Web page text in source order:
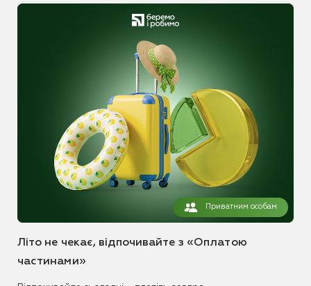
Приватним особам
Літо не чекає, відпочивайте з «Оплатою
частинами»